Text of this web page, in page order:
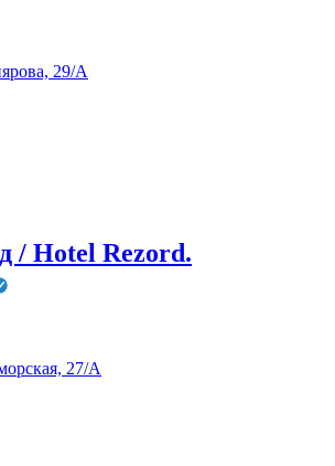
29/А
/ Hotel Rezord.
27/А